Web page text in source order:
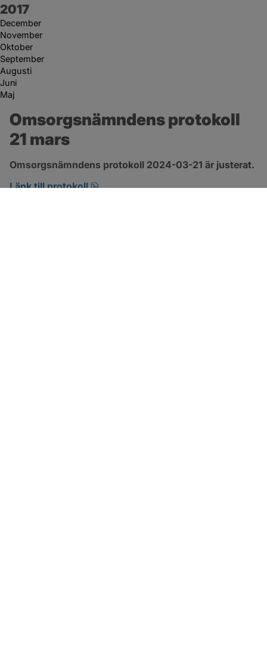
År:
2017
December
November
Oktober
September
Augusti
Juni
Maj
Omsorgsnämndens protokoll
21 mars
Omsorgsnämndens protokoll 2024-03-21 är justerat.
Länk till protokoll
pdf, 274.2 kB, öppnas i nytt fönster.